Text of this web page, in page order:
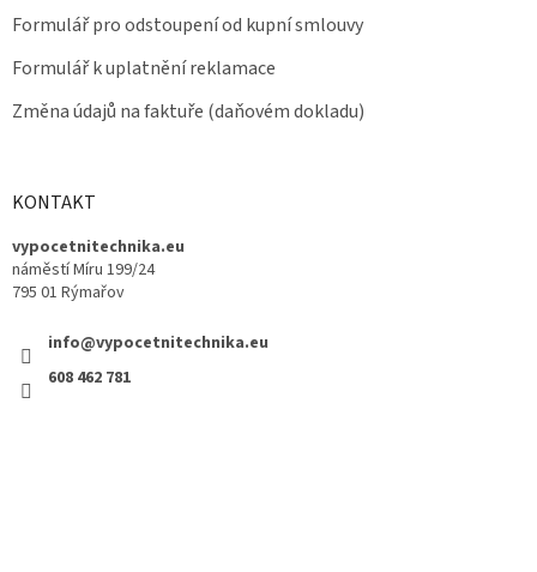
Formulář pro odstoupení od kupní smlouvy
Formulář k uplatnění reklamace
Změna údajů na faktuře (daňovém dokladu)
KONTAKT
vypocetnitechnika.eu
náměstí Míru 199/24
795 01 Rýmařov
info@vypocetnitechnika.eu
608 462 781